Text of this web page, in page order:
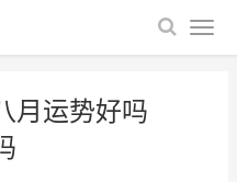
月运势好吗